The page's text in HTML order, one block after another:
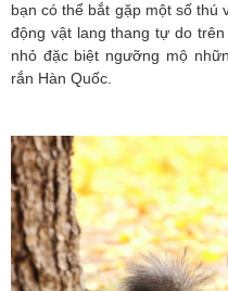
bạn có thể bắt gặp một số thú
động vật lang thang tự do
nhỏ đặc biệt ngưỡng mộ
rắn Hàn Quốc.